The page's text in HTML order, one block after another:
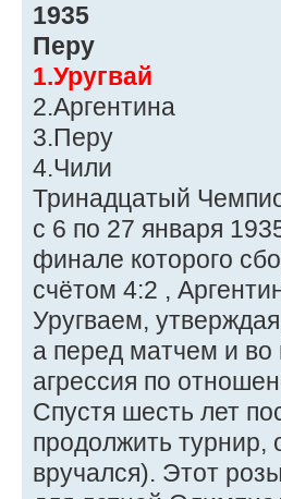
1935
Перу
1.Уругвай
2.Аргентина
3.Перу
4.Чили
Тринадцатый
с 6 по 27 января
финале которого
счётом 4:2 ,
Уругваем,
а перед матчем и
агрессия по
Спустя шесть лет
продолжить турнир,
вручался). Этот